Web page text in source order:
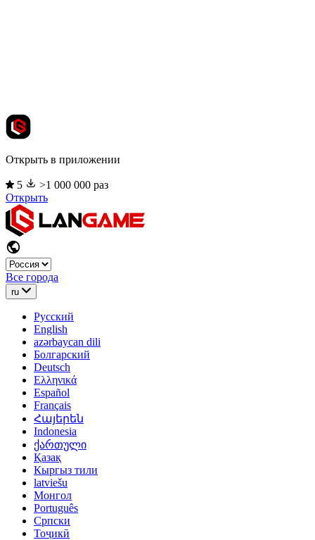
Открыть в приложении
5
>1 000 000 раз
Открыть
Все города
ru
Русский
English
azərbaycan dili
Болгарский
Deutsch
Ελληνικά
Español
Français
Հայերեն
Indonesia
ქართული
Қазақ
Кыргыз тили
latviešu
Монгол
Português
Српски
Тоҷикӣ